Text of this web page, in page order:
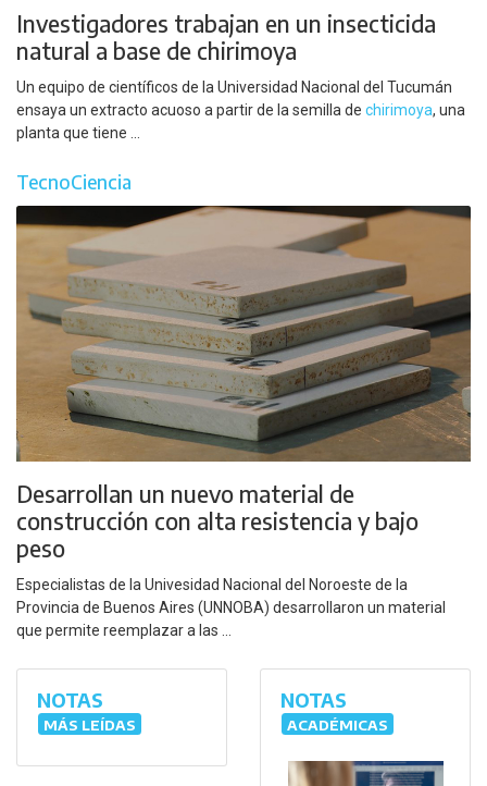
Investigadores trabajan en un insecticida
natural a base de chirimoya
Un equipo de científicos de la Universidad Nacional del Tucumán
ensaya un extracto acuoso a partir de la semilla de chirimoya, una
planta que tiene ...
TecnoCiencia
Desarrollan un nuevo material de
construcción con alta resistencia y bajo
peso
Especialistas de la Univesidad Nacional del Noroeste de la
Provincia de Buenos Aires (UNNOBA) desarrollaron un material
que permite reemplazar a las ...
NOTAS
MÁS LEÍDAS
NOTAS
ACADÉMICAS